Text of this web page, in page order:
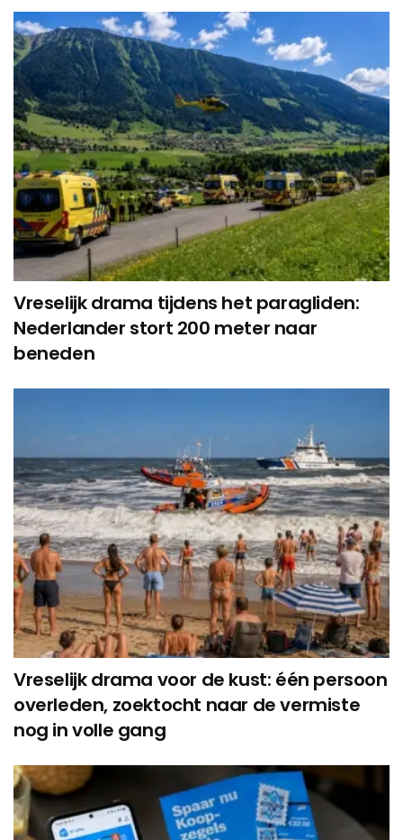
Vreselijk drama tijdens het paragliden:
Nederlander stort 200 meter naar
beneden
Vreselijk drama voor de kust: één persoon
overleden, zoektocht naar de vermiste
nog in volle gang